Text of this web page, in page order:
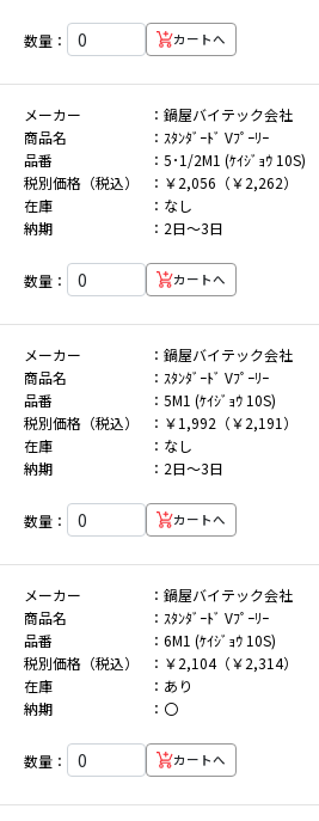
数量： カートへ
メーカー
鍋屋バイテック会社
商品名
ｽﾀﾝﾀﾞｰﾄﾞ Vﾌﾟｰﾘｰ
品番
5･1/2M1 (ｹｲｼﾞｮｳ 10S)
税別価格（税込）
￥2,056（￥2,262）
在庫
なし
納期
2日～3日
数量： カートへ
メーカー
鍋屋バイテック会社
商品名
ｽﾀﾝﾀﾞｰﾄﾞ Vﾌﾟｰﾘｰ
品番
5M1 (ｹｲｼﾞｮｳ 10S)
税別価格（税込）
￥1,992（￥2,191）
在庫
なし
納期
2日～3日
数量： カートへ
メーカー
鍋屋バイテック会社
商品名
ｽﾀﾝﾀﾞｰﾄﾞ Vﾌﾟｰﾘｰ
品番
6M1 (ｹｲｼﾞｮｳ 10S)
税別価格（税込）
￥2,104（￥2,314）
在庫
あり
納期
〇
数量： カートへ